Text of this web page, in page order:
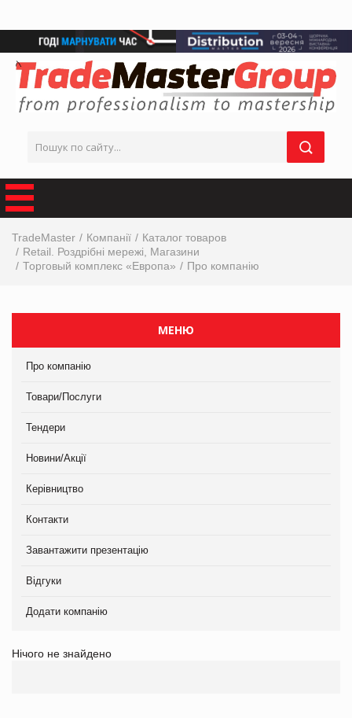
TradeMaster Компанії
Каталог товаров
Retail. Роздрібні мережі, Магазини
Торговый комплекс «Европа»
Про компанію
МЕНЮ
Про компанію
Товари/Послуги
Тендери
Новини/Акції
Керівництво
Контакти
Завантажити презентацію
Відгуки
Додати компанію
Нічого не знайдено